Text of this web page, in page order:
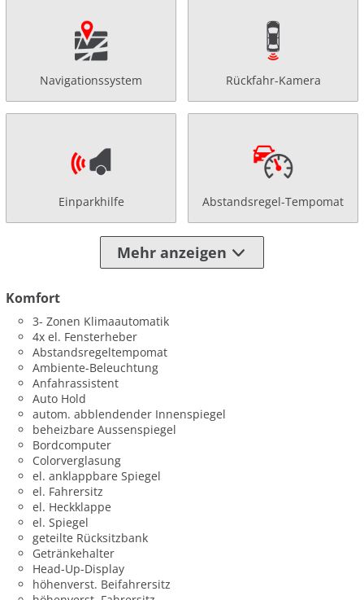
Navigationssystem Rückfahr-Kamera
Einparkhilfe Abstandsregel-Tempomat
Mehr anzeigen
Komfort
3- Zonen Klimaautomatik
4x el. Fensterheber
Abstandsregeltempomat
Ambiente-Beleuchtung
Anfahrassistent
Auto Hold
autom. abblendender Innenspiegel
beheizbare Aussenspiegel
Bordcomputer
Colorverglasung
el. anklappbare Spiegel
el. Fahrersitz
el. Heckklappe
el. Spiegel
geteilte Rücksitzbank
Getränkehalter
Head-Up-Display
höhenverst. Beifahrersitz